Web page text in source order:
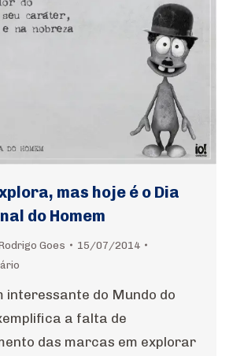
mas hoje é o Dia
do Homem
Goes
15/07/2014
interessante do Mundo do
a falta de
das marcas em explorar